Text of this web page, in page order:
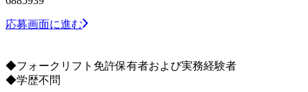
応募画面に進む
◆フォークリフト免許保有者および実務経験者
◆学歴不問